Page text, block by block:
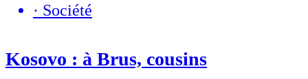
· Société
Kosovo : à Brus, cousins